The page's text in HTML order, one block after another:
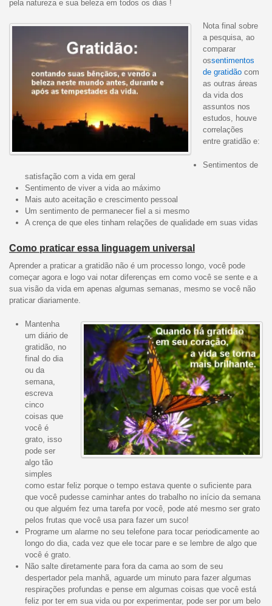
pela natureza e sua beleza em todos os dias !
Nota final sobre
a pesquisa, ao
comparar
ossentimentos
de gratidão com
as outras áreas
da vida dos
assuntos nos
estudos, houve
correlações
entre gratidão e:
Sentimentos de
satisfação com a vida em geral
Sentimento de viver a vida ao máximo
Mais auto aceitação e crescimento pessoal
Um sentimento de permanecer fiel a si mesmo
A crença de que eles tinham relações de qualidade em suas vidas
Como praticar essa linguagem universal
Aprender a praticar a gratidão não é um processo longo, você pode
começar agora e logo vai notar diferenças em como você se sente e a
sua visão da vida em apenas algumas semanas, mesmo se você não
praticar diariamente.
Mantenha
um diário de
gratidão, no
final do dia
ou da
semana,
escreva
cinco
coisas que
você é
grato, isso
pode ser
algo tão
simples
como estar feliz porque o tempo estava quente o suficiente para
que você pudesse caminhar antes do trabalho no início da semana
ou que alguém fez uma tarefa por você, pode até mesmo ser grato
pelos frutas que você usa para fazer um suco!
Programe um alarme no seu telefone para tocar periodicamente ao
longo do dia, cada vez que ele tocar pare e se lembre de algo que
você é grato.
Não salte diretamente para fora da cama ao som de seu
despertador pela manhã, aguarde um minuto para fazer algumas
respirações profundas e pense em algumas coisas que você está
feliz por ter em sua vida ou por experimentar, pode ser por um belo